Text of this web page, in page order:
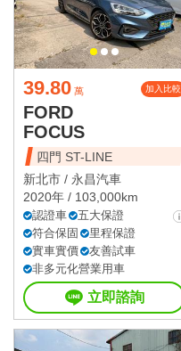
39.80 萬 加入比較
FORD
FOCUS
四門 ST-LINE
新北市 / 永昌汽車
2020年 / 103,000km
認證車
五大保證
符合保固
里程保證
實車實價
友善試車
非多元化營業用車
立即諮詢